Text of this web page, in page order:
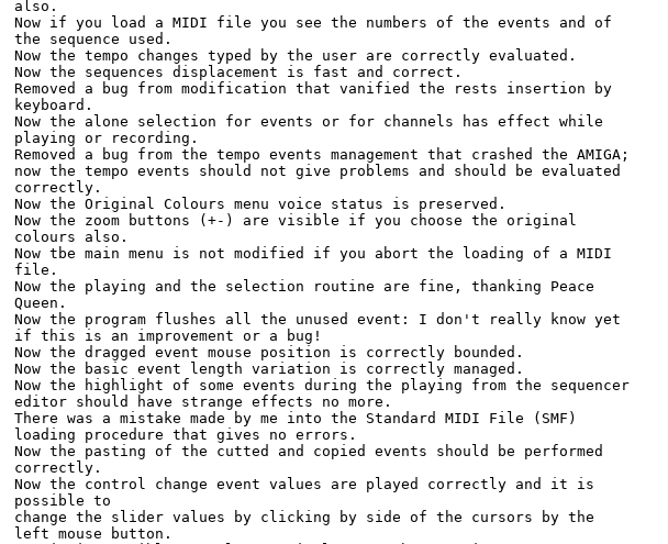
also.
Now if you load a MIDI file you see the numbers of the events and of
the sequence used.
Now the tempo changes typed by the user are correctly evaluated.
Now the sequences displacement is fast and correct.
Removed a bug from modification that vanified the rests insertion by
keyboard.
Now the alone selection for events or for channels has effect while
playing or recording.
Removed a bug from the tempo events management that crashed the AMIGA;
now the tempo events should not give problems and should be evaluated
correctly.
Now the Original Colours menu voice status is preserved.
Now the zoom buttons (+-) are visible if you choose the original
colours also.
Now tbe main menu is not modified if you abort the loading of a MIDI
file.
Now the playing and the selection routine are fine, thanking Peace
Queen.
Now the program flushes all the unused event: I don't really know yet
if this is an improvement or a bug!
Now the dragged event mouse position is correctly bounded.
Now the basic event length variation is correctly managed.
Now the highlight of some events during the playing from the sequencer
editor should have strange effects no more.
There was a mistake made by me into the Standard MIDI File (SMF)
loading procedure that gives no errors.
Now the pasting of the cutted and copied events should be performed
correctly.
Now the control change event values are played correctly and it is
possible to
change the slider values by clicking by side of the cursors by the
left mouse button.